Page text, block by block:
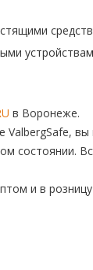
в Воронеже.
состоянии.
и в